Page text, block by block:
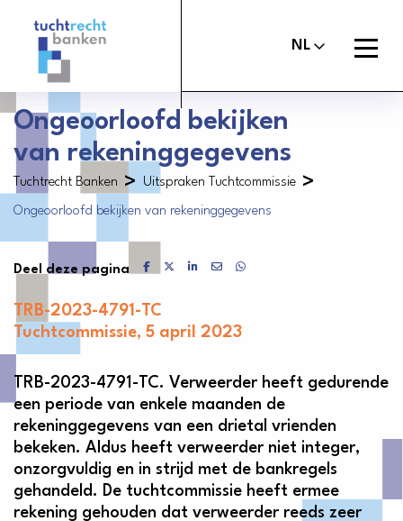
logo
Uitspraken
Over het tuchtrecht
Nieuws
Contact
Tuchtcommissie banken
Commissie van Beroep Banken
NL
Open
menu
Ongeoorloofd bekijken
van rekeninggegevens
Tuchtrecht Banken > Uitspraken Tuchtcommissie >
Ongeoorloofd bekijken van rekeninggegevens
Deel deze pagina Delen via Facebook
Delen via X
Delen via LinkedIn
Delen via Mail
Delen via WhatsApp
TRB-2023-4791-TC
Tuchtcommissie, 5 april 2023
TRB-2023-4791-TC. Verweerder heeft gedurende
een periode van enkele maanden de
rekeninggegevens van een drietal vrienden
bekeken. Aldus heeft verweerder niet integer,
onzorgvuldig en in strijd met de bankregels
gehandeld. De tuchtcommissie heeft ermee
rekening gehouden dat verweerder reeds zeer